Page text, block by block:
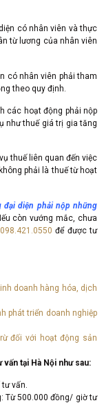
có nhân viên và thực
từ lương của nhân viên
có nhân viên phải tham
theo quy định.
các hoạt động phải nộp
như thuế giá trị gia tăng
thuế liên quan đến việc
phải là thuế từ hoạt
đại diện phải nộp những
còn vướng mắc, chưa
098.421.0550 để được tư
doanh hàng hóa, dịch
phát triển doanh nghiệp
đối với hoạt động sản
tại Hà Nội như sau:
vấn.
Từ 500.000 đồng/ giờ tư